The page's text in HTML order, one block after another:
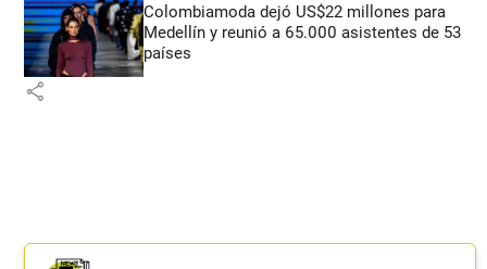
Colombiamoda dejó US$22 millones para
Medellín y reunió a 65.000 asistentes de 53
países
share